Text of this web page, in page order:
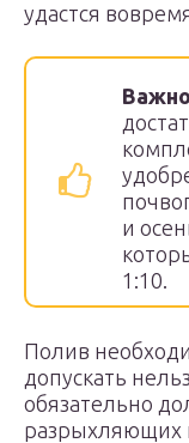
удастся
и
1:10.
Полив
допускать
обязательно
разрыхляющих